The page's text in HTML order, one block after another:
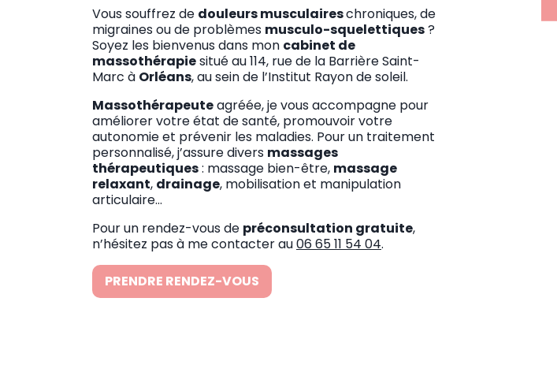
Vous souffrez de douleurs musculaireschroniques, de
migraines ou de problèmes musculo-squelettiques?
Soyez les bienvenus dans mon cabinet de
massothérapiesitué au 114, rue de la Barrière Saint-
Marc à Orléans, au sein de l’Institut Rayon de soleil.
Massothérapeuteagréée, je vous accompagne pour
améliorer votre état de santé, promouvoir votre
autonomie et prévenir les maladies. Pour un traitement
personnalisé, j’assure divers massages
thérapeutiques: massage bien-être, massage
relaxant, drainage, mobilisation et manipulation
articulaire…
Pour un rendez-vous de préconsultation gratuite,
n’hésitez pas à me contacter au06 65 11 54 04.
PRENDRE RENDEZ-VOUS